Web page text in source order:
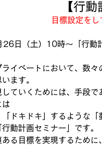
【行
目標設定を
日（土）10時～「行動
ライベートにおいて、数
ます。
していくためには、手段
は
「ドキドキ」するような
動計画セミナー」です。
る目標を実現するために、